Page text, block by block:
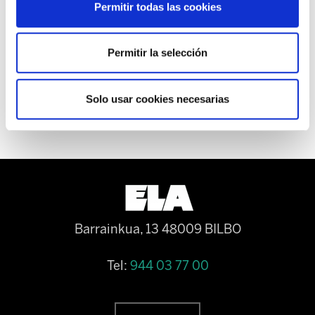
Permitir todas las cookies
Permitir la selección
Solo usar cookies necesarias
de los puestos de trabajo para neutralizar la
política de externalización que pretende
impulsar esta dirección.
Barrainkua, 13 48009 BILBO
Tel: 944 03 77 00